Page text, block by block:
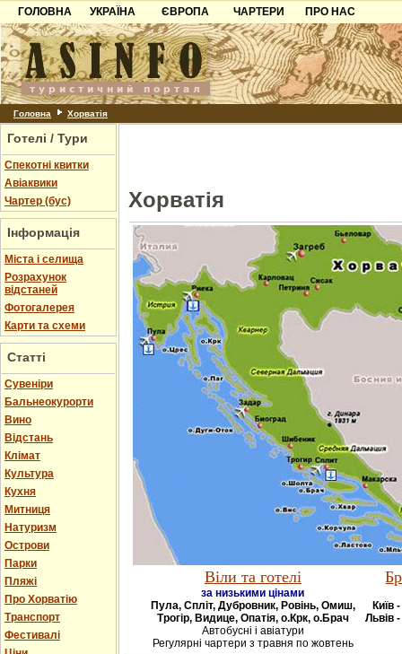
ГОЛОВНА
УКРАЇНА
Карпати
Азов
Причорноморря
Шацьк
ЄВРОПА
Чорногорія
Хорватія
Болгарія
ЧАРТЕРИ
ПРО НАС
Контакти
Партнерам
Додати готель
Головна Хорватія
Готелі / Тури
Спекотні квитки
Авіаквики
Чартер (бус)
Інформація
Міста і селища
Розрахунок
відстаней
Фотогалерея
Карти та схеми
Статті
Cувеніри
Бальнеокурорти
Вино
Відстань
Клімат
Культура
Кухня
Митниця
Натуризм
Острови
Парки
Пляжі
Про Хорватію
Транспорт
Фестивалі
Хорватія
Віли та готелі
за низькими цінами
Пула, Спліт, Дубровник, Ровінь, Омиш,
Трогір, Видице, Опатія, о.Крк, о.Брач
Автобусні і авіатури
Регулярні чартери з травня по жовтень
Київ
Львів